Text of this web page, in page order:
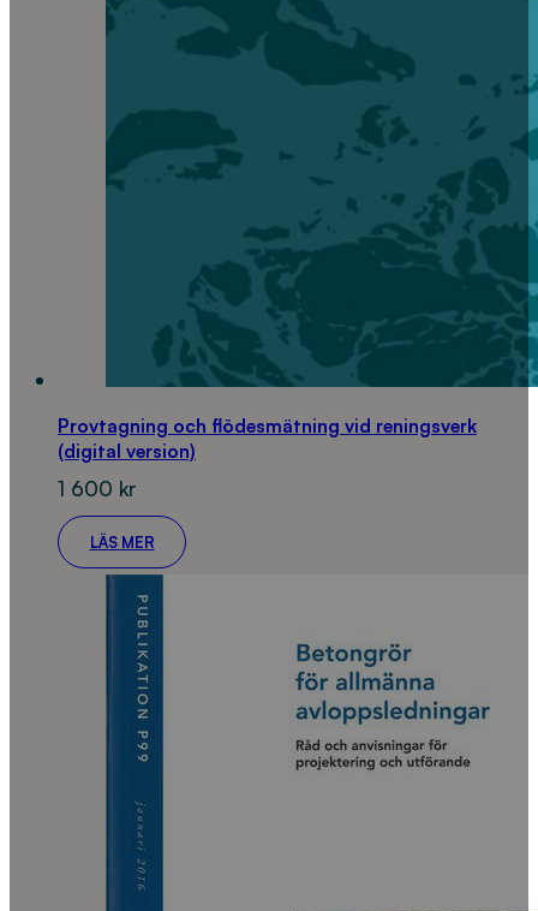
Provtagning och flödesmätning vid reningsverk
(digital version)
1 600 kr
LÄS MER